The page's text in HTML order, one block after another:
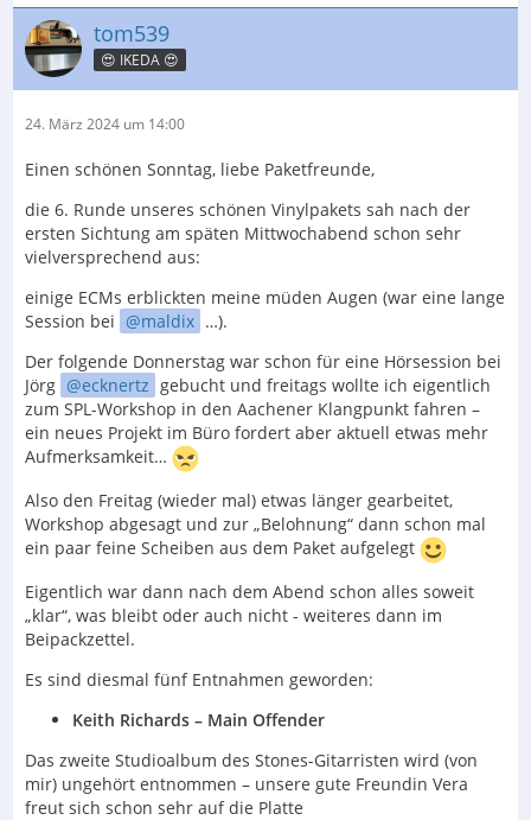
tom539
😍 IKEDA 😍
24. März 2024 um 14:00
Einen schönen Sonntag, liebe Paketfreunde,
die 6. Runde unseres schönen Vinylpakets sah nach der
ersten Sichtung am späten Mittwochabend schon sehr
vielversprechend aus:
einige ECMs erblickten meine müden Augen (war eine lange
Session bei
maldix …).
Der folgende Donnerstag war schon für eine Hörsession bei
Jörg
ecknertz gebucht und freitags wollte ich eigentlich
zum SPL-Workshop in den Aachener Klangpunkt fahren –
ein neues Projekt im Büro fordert aber aktuell etwas mehr
Aufmerksamkeit…
Also den Freitag (wieder mal) etwas länger gearbeitet,
Workshop abgesagt und zur „Belohnung“ dann schon mal
ein paar feine Scheiben aus dem Paket aufgelegt
Eigentlich war dann nach dem Abend schon alles soweit
„klar“, was bleibt oder auch nicht - weiteres dann im
Beipackzettel.
Es sind diesmal fünf Entnahmen geworden:
Keith Richards – Main Offender
Das zweite Studioalbum des Stones-Gitarristen wird (von
mir) ungehört entnommen – unsere gute Freundin Vera
freut sich schon sehr auf die Platte